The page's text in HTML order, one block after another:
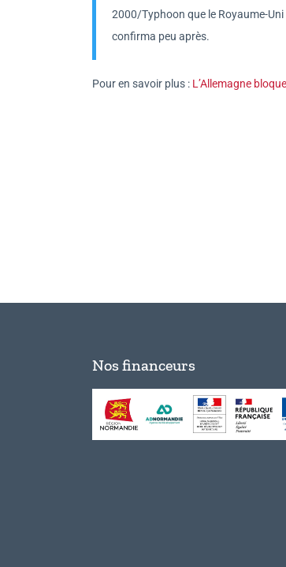
2000/Typhoon que le Royaume-
confirma peu après.
Pour en savoir plus : L’Allemagne
Nos financeurs